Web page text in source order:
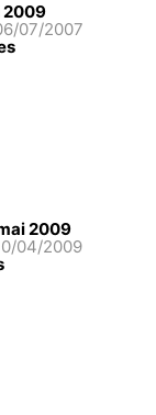
2009
07/2007
2009
04/2009